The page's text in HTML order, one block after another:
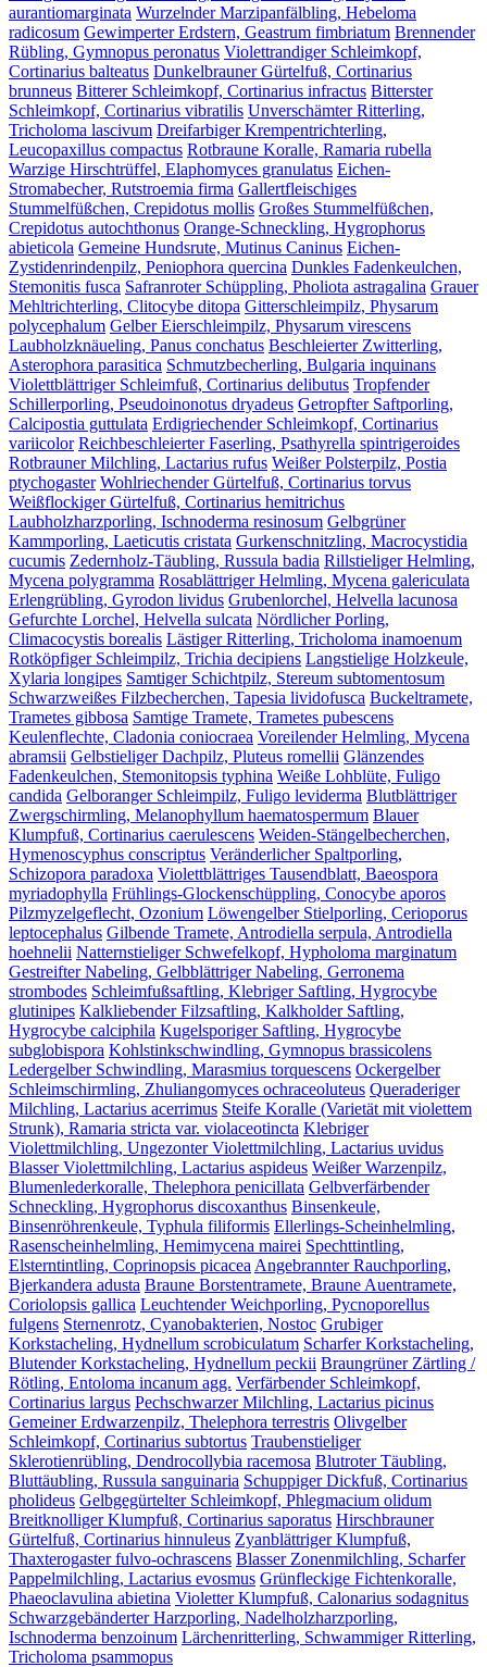
aurantiomarginata Wurzelnder Marzipanfälbling, Hebeloma
radicosum Gewimperter Erdstern, Geastrum fimbriatum Brennender
Rübling, Gymnopus peronatus Violettrandiger Schleimkopf,
Cortinarius balteatus Dunkelbrauner Gürtelfuß, Cortinarius
brunneus Bitterer Schleimkopf, Cortinarius infractus Bitterster
Schleimkopf, Cortinarius vibratilis Unverschämter Ritterling,
Tricholoma lascivum Dreifarbiger Krempentrichterling,
Leucopaxillus compactus Rotbraune Koralle, Ramaria rubella
Warzige Hirschtrüffel, Elaphomyces granulatus Eichen-
Stromabecher, Rutstroemia firma Gallertfleischiges
Stummelfüßchen, Crepidotus mollis Großes Stummelfüßchen,
Crepidotus autochthonus Orange-Schneckling, Hygrophorus
abieticola Gemeine Hundsrute, Mutinus Caninus Eichen-
Zystidenrindenpilz, Peniophora quercina Dunkles Fadenkeulchen,
Stemonitis fusca Safranroter Schüppling, Pholiota astragalina Grauer
Mehltrichterling, Clitocybe ditopa Gitterschleimpilz, Physarum
polycephalum Gelber Eierschleimpilz, Physarum virescens
Laubholzknäueling, Panus conchatus Beschleierter Zwitterling,
Asterophora parasitica Schmutzbecherling, Bulgaria inquinans
Violettblättriger Schleimfuß, Cortinarius delibutus Tropfender
Schillerporling, Pseudoinonotus dryadeus Getropfter Saftporling,
Calcipostia guttulata Erdigriechender Schleimkopf, Cortinarius
variicolor Reichbeschleierter Faserling, Psathyrella spintrigeroides
Rotbrauner Milchling, Lactarius rufus Weißer Polsterpilz, Postia
ptychogaster Wohlriechender Gürtelfuß, Cortinarius torvus
Weißflockiger Gürtelfuß, Cortinarius hemitrichus
Laubholzharzporling, Ischnoderma resinosum Gelbgrüner
Kammporling, Laeticutis cristata Gurkenschnitzling, Macrocystidia
cucumis Zedernholz-Täubling, Russula badia Rillstieliger Helmling,
Mycena polygramma Rosablättriger Helmling, Mycena galericulata
Erlengrübling, Gyrodon lividus Grubenlorchel, Helvella lacunosa
Gefurchte Lorchel, Helvella sulcata Nördlicher Porling,
Climacocystis borealis Lästiger Ritterling, Tricholoma inamoenum
Rotköpfiger Schleimpilz, Trichia decipiens Langstielige Holzkeule,
Xylaria longipes Samtiger Schichtpilz, Stereum subtomentosum
Schwarzweißes Filzbecherchen, Tapesia lividofusca Buckeltramete,
Trametes gibbosa Samtige Tramete, Trametes pubescens
Keulenflechte, Cladonia coniocraea Voreilender Helmling, Mycena
abramsii Gelbstieliger Dachpilz, Pluteus romellii Glänzendes
Fadenkeulchen, Stemonitopsis typhina Weiße Lohblüte, Fuligo
candida Gelboranger Schleimpilz, Fuligo leviderma Blutblättriger
Zwergschirmling, Melanophyllum haematospermum Blauer
Klumpfuß, Cortinarius caerulescens Weiden-Stängelbecherchen,
Hymenoscyphus conscriptus Veränderlicher Spaltporling,
Schizopora paradoxa Violettblättriges Tausendblatt, Baeospora
myriadophylla Frühlings-Glockenschüppling, Conocybe aporos
Pilzmyzelgeflecht, Ozonium Löwengelber Stielporling, Cerioporus
leptocephalus Gilbende Tramete, Antrodiella serpula, Antrodiella
hoehnelii Natternstieliger Schwefelkopf, Hypholoma marginatum
Gestreifter Nabeling, Gelbblättriger Nabeling, Gerronema
strombodes Schleimfußsaftling, Klebriger Saftling, Hygrocybe
glutinipes Kalkliebender Filzsaftling, Kalkholder Saftling,
Hygrocybe calciphila Kugelsporiger Saftling, Hygrocybe
subglobispora Kohlstinkschwindling, Gymnopus brassicolens
Ledergelber Schwindling, Marasmius torquescens Ockergelber
Schleimschirmling, Zhuliangomyces ochraceoluteus Queraderiger
Milchling, Lactarius acerrimus Steife Koralle (Varietät mit violettem
Strunk), Ramaria stricta var. violaceotincta Klebriger
Violettmilchling, Ungezonter Violettmilchling, Lactarius uvidus
Blasser Violettmilchling, Lactarius aspideus Weißer Warzenpilz,
Blumenlederkoralle, Thelephora penicillata Gelbverfärbender
Schneckling, Hygrophorus discoxanthus Binsenkeule,
Binsenröhrenkeule, Typhula filiformis Ellerlings-Scheinhelmling,
Rasenscheinhelmling, Hemimycena mairei Spechttintling,
Elsterntintling, Coprinopsis picacea Angebrannter Rauchporling,
Bjerkandera adusta Braune Borstentramete, Braune Auentramete,
Coriolopsis gallica Leuchtender Weichporling, Pycnoporellus
fulgens Sternenrotz, Cyanobakterien, Nostoc Grubiger
Korkstacheling, Hydnellum scrobiculatum Scharfer Korkstacheling,
Blutender Korkstacheling, Hydnellum peckii Braungrüner Zärtling /
Rötling, Entoloma incanum agg. Verfärbender Schleimkopf,
Cortinarius largus Pechschwarzer Milchling, Lactarius picinus
Gemeiner Erdwarzenpilz, Thelephora terrestris Olivgelber
Schleimkopf, Cortinarius subtortus Traubenstieliger
Sklerotienrübling, Dendrocollybia racemosa Blutroter Täubling,
Bluttäubling, Russula sanguinaria Schuppiger Dickfuß, Cortinarius
pholideus Gelbgegürtelter Schleimkopf, Phlegmacium olidum
Breitknolliger Klumpfuß, Cortinarius saporatus Hirschbrauner
Gürtelfuß, Cortinarius hinnuleus Zyanblättriger Klumpfuß,
Thaxterogaster fulvo-ochrascens Blasser Zonenmilchling, Scharfer
Pappelmilchling, Lactarius evosmus Grünfleckige Fichtenkoralle,
Phaeoclavulina abietina Violetter Klumpfuß, Calonarius sodagnitus
Schwarzgebänderter Harzporling, Nadelholzharzporling,
Ischnoderma benzoinum Lärchenritterling, Schwammiger Ritterling,
Tricholoma psammopus